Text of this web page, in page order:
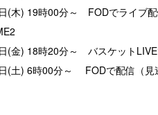
(木) 19時00分～ FODでライブ
(金) 18時20分～ バスケット
(土) 6時00分～ FODで配信（見